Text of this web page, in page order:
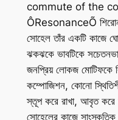
commute of the
ÔResonanceÕ
সোহেল তাঁর একটি কাজে
ঝকঝকে ভাবটিকে
জনপ্রিয় লোকজ মোটিফকে
কম্পোজিশন, কোনো
স্তূপ করে রাখা, আবৃত করে
সোহেলের কাজে